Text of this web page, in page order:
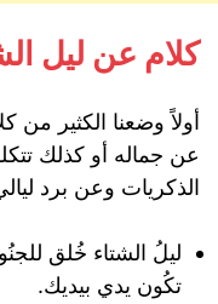
كلام عن ليل
أولاً وضعنا الكثير من
عن جماله أو كذلك
الذكريات وعن برد
ليلُ الشتاء خُلق
تكُون يدي بيديك.